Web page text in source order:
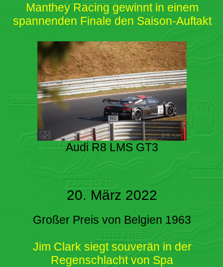
Manthey Racing gewinnt in einem
spannenden Finale den Saison-Auftakt
Audi R8 LMS GT3
20. März 2022
Großer Preis von Belgien 1963
Jim Clark siegt souverän in der
Regenschlacht von Spa